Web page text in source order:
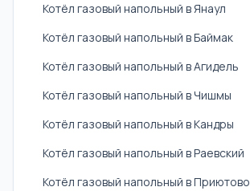
Котёл газовый напольный в Янаул
Котёл газовый напольный в Баймак
Котёл газовый напольный в Агидель
Котёл газовый напольный в Чишмы
Котёл газовый напольный в Кандры
Котёл газовый напольный в Раевский
Котёл газовый напольный в Приютово